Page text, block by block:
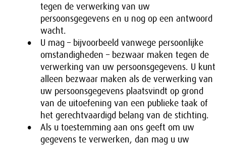
tegen de verwerking van uw
persoonsgegevens en u nog op een antwoord
wacht.
U mag – bijvoorbeeld vanwege persoonlijke
omstandigheden – bezwaar maken tegen de
verwerking van uw persoonsgegevens. U kunt
alleen bezwaar maken als de verwerking van
uw persoonsgegevens plaatsvindt op grond
van de uitoefening van een publieke taak of
het gerechtvaardigd belang van de stichting.
Als u toestemming aan ons geeft om uw
gegevens te verwerken, dan mag u uw